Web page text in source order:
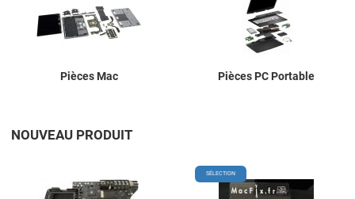
Pièces Mac Pièces PC Portable
NOUVEAU PRODUIT
Add to Wishlist
SÉLECTION